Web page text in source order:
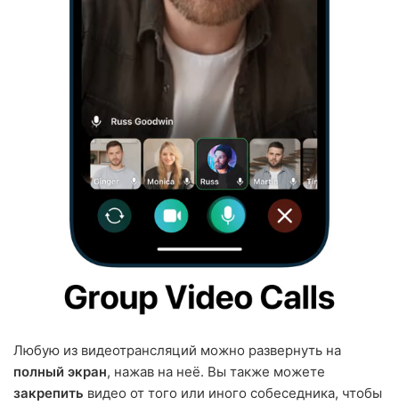
Любую из видеотрансляций можно развернуть на
полный экран, нажав на неё. Вы также можете
закрепить видео от того или иного собеседника, чтобы